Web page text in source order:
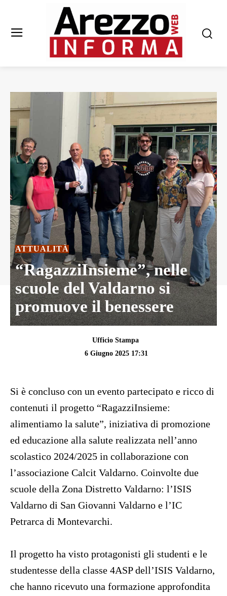
ATTUALITÀ
“RagazziInsieme”, nelle
scuole del Valdarno si
promuove il benessere
Ufficio Stampa
6 Giugno 2025 17:31
Si è concluso con un evento partecipato e ricco di
contenuti il progetto “RagazziInsieme:
alimentiamo la salute”, iniziativa di promozione
ed educazione alla salute realizzata nell’anno
scolastico 2024/2025 in collaborazione con
l’associazione Calcit Valdarno. Coinvolte due
scuole della Zona Distretto Valdarno: l’ISIS
Valdarno di San Giovanni Valdarno e l’IC
Petrarca di Montevarchi.
Il progetto ha visto protagonisti gli studenti e le
studentesse della classe 4ASP dell’ISIS Valdarno,
che hanno ricevuto una formazione approfondita